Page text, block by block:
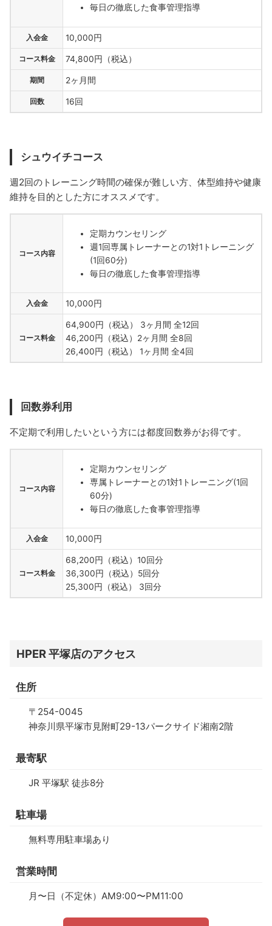
毎日の徹底した食事管理指導
入会金 10,000円
コース料金 74,800円（税込）
期間 2ヶ月間
回数 16回
シュウイチコース
週2回のトレーニング時間の確保が難しい方、体型維持や健康
維持を目的とした方にオススメです。
コース内容
定期カウンセリング
週1回専属トレーナーとの1対1トレーニング
(1回60分)
毎日の徹底した食事管理指導
入会金 10,000円
コース料金
64,900円（税込） 3ヶ月間 全12回
46,200円（税込）2ヶ月間 全8回
26,400円（税込） 1ヶ月間 全4回
回数券利用
不定期で利用したいという方には都度回数券がお得です。
コース内容
定期カウンセリング
専属トレーナーとの1対1トレーニング(1回
60分)
毎日の徹底した食事管理指導
入会金 10,000円
コース料金
68,200円（税込）10回分
36,300円（税込）5回分
25,300円（税込） 3回分
HPER 平塚店のアクセス
住所
〒254-0045
神奈川県平塚市見附町29-13パークサイド湘南2階
最寄駅
JR 平塚駅 徒歩8分
駐車場
無料専用駐車場あり
営業時間
月〜日（不定休）AM9:00〜PM11:00